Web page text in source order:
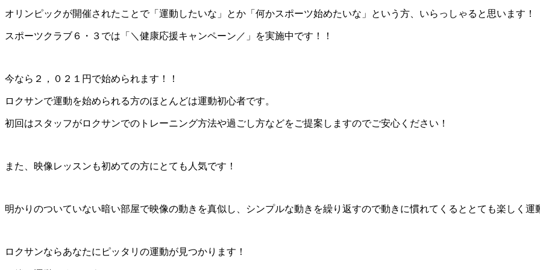
オリンピックが開催されたことで「運動したいな」とか「何かスポーツ始めたいな」という方、いらっしゃると思います！
スポーツクラブ６・３では「＼健康応援キャンペーン／」を実施中です！！
今なら２，０２１円で始められます！！
ロクサンで運動を始められる方のほとんどは運動初心者です。
初回はスタッフがロクサンでのトレーニング方法や過ごし方などをご提案しますのでご安心ください！
また、映像レッスンも初めての方にとても人気です！
明かりのついていない暗い部屋で映像の動きを真似し、シンプルな動きを繰り返すので動きに慣れてくるととても楽しく運
ロクサンならあなたにピッタリの運動が見つかります！